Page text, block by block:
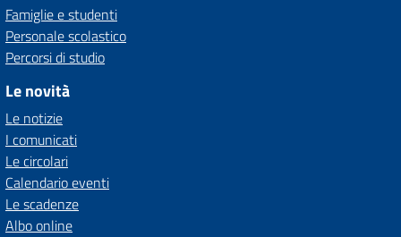
Famiglie e studenti
Personale scolastico
Percorsi di studio
Le novità
Le notizie
I comunicati
Le circolari
Calendario eventi
Le scadenze
Albo online